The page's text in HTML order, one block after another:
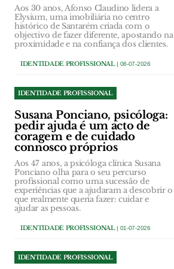
Aos 30 anos, Afonso Claudino lidera a
Elysium, uma imobiliária no centro
histórico de Santarém criada com o
objectivo de fazer diferente, apostando na
proximidade e na confiança dos clientes.
IDENTIDADE PROFISSIONAL| 08-07-2026
IDENTIDADE PROFISSIONAL
Susana Ponciano, psicóloga:
pedir ajuda é um acto de
coragem e de cuidado
connosco próprios
Aos 47 anos, a psicóloga clínica Susana
Ponciano olha para o seu percurso
profissional como uma sucessão de
experiências que a ajudaram a descobrir o
que realmente queria fazer: cuidar e
ajudar as pessoas.
IDENTIDADE PROFISSIONAL| 01-07-2026
IDENTIDADE PROFISSIONAL